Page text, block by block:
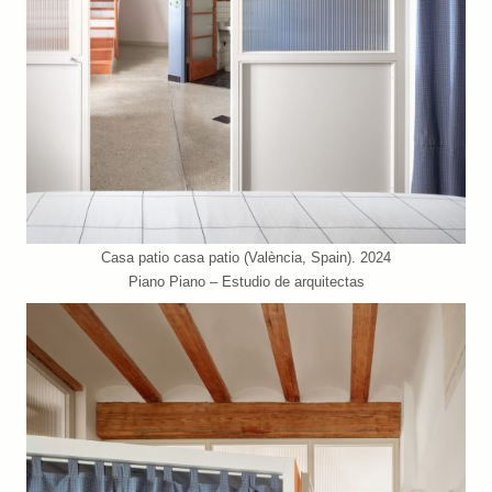
Casa patio casa patio (València, Spain). 2024
Piano Piano – Estudio de arquitectas